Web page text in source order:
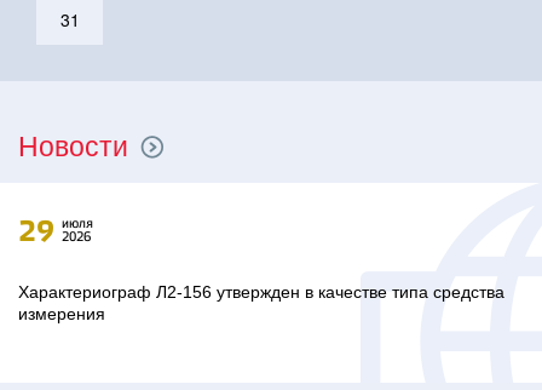
31
Новости
29 июля
2026
Характериограф Л2-156 утвержден в качестве типа средства
измерения